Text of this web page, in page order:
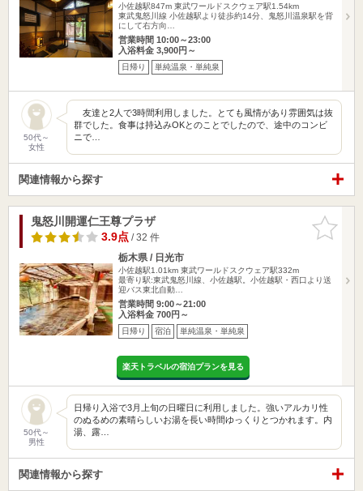
小佐越駅847m 東武ワールドスクウェア駅1.54km
東武鬼怒川線 小佐越駅より徒歩約14分、鬼怒川温泉駅を背
にして右方向…
営業時間 10:00～23:00
入浴料金 3,900円～
日帰り 単純温泉・単純泉
50代～
女性
友達と2人で3時間利用しました。とても風情があり雰囲気は抜
群でした。食事は持込みOKとのことでしたので、途中のコンビ
ニで…
関連情報から探す
お気に入
りに追加
鬼怒川開運仁王尊プラザ
3.9点/ 32 件
栃木県 / 日光市
小佐越駅1.01km 東武ワールドスクウェア駅332m
最寄り駅:東武鬼怒川線、小佐越駅。小佐越駅・西口より送
迎バス東北自動…
営業時間 9:00～21:00
入浴料金 700円～
日帰り 宿泊 単純温泉・単純泉
楽天トラベルの宿泊プランを見る
50代～
男性
日帰り入浴で3月上旬の日曜日に利用しました。強いアルカリ性
のぬるめの素晴らしいお湯を長い時間ゆっくりとつかれます。内
湯、露…
関連情報から探す